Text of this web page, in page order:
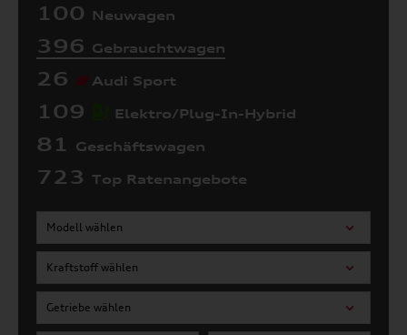
100 Neuwagen
396 Gebrauchtwagen
26 Audi Sport
109 Elektro/Plug-In-Hybrid
81 Geschäftswagen
723 Top Ratenangebote
Modell wählen
Kraftstoff wählen
Getriebe wählen